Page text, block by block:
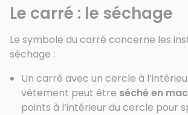
Le carré : le séchage
Le symbole du carré concerne les
séchage :
Un carré avec un cercle à
vêtement peut être séché en
points à l’intérieur du cercle pour